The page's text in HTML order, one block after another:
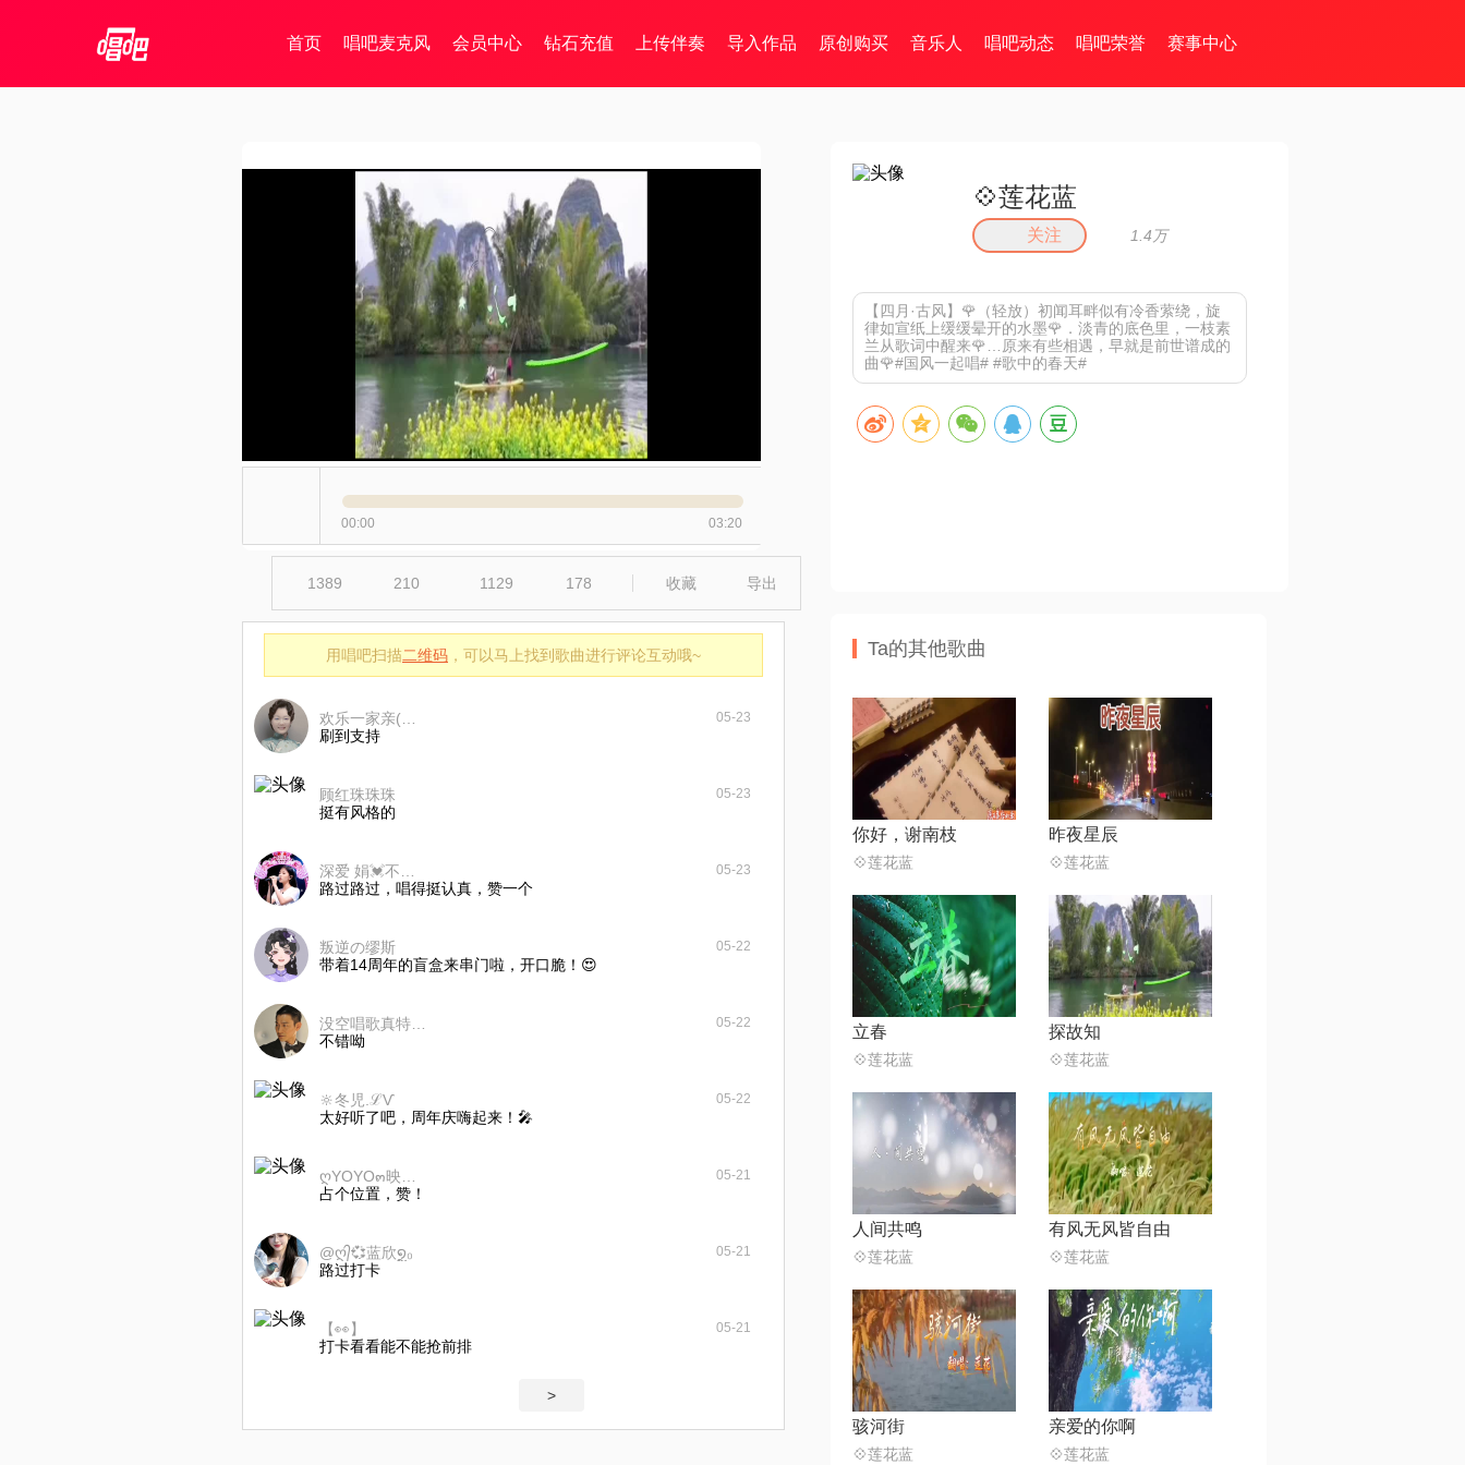
首页 唱吧麦克风 会员中心 钻石充值 上传伴奏 导入作品 原创购买 音乐人 唱吧动态 唱吧荣誉 赛事中心
00:00 03:20
1389 210 1129 178 收藏 导出
用唱吧扫描二维码 ，可以马上找到歌曲进行评论互动哦~
05-23
刷到支持
顾红珠珠珠 05-23
挺有风格的
05-23
路过路过，唱得挺认真，赞一个
叛逆の缪斯 05-22
带着14周年的盲盒来串门啦，开口脆！😍
05-22
不错呦
🔆冬児.ℒѴ 05-22
太好听了吧，周年庆嗨起来！🎤
05-21
占个位置，赞！
@ღ᭄💞蓝欣໑ຼ₀ 05-21
路过打卡
【👀】 05-21
打卡看看能不能抢前排
>
💠莲花蓝
关注 1.4万
【四月·古风】🌹（轻放）初闻耳畔似有冷香萦绕，旋
律如宣纸上缓缓晕开的水墨🌹．淡青的底色里，一枝素
兰从歌词中醒来🌹…原来有些相遇，早就是前世谱成的
曲🌹#国风一起唱# #歌中的春天#
Ta的其他歌曲
你好，谢南枝
💠莲花蓝
昨夜星辰
💠莲花蓝
立春
💠莲花蓝
探故知
💠莲花蓝
人间共鸣
💠莲花蓝
有风无风皆自由
💠莲花蓝
骇河街
💠莲花蓝
亲爱的你啊
💠莲花蓝